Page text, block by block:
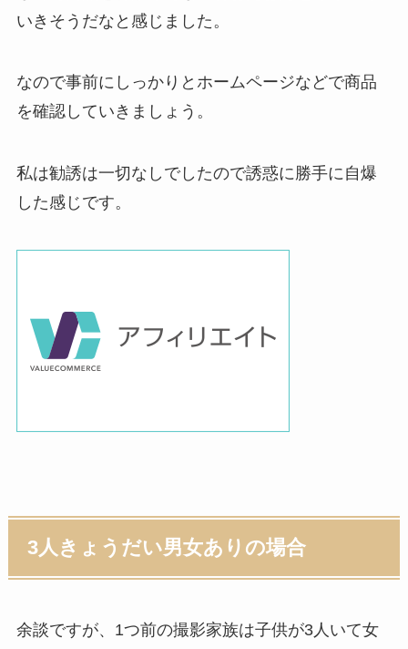
いきそうだなと感じました。
なので事前にしっかりとホームページなどで商品
を確認していきましょう 。
私は勧誘は一切なしでしたので誘惑に勝手に自爆
した感じです。
3人きょうだい男女ありの場合
余談ですが、1つ前の撮影家族は子供が3人いて女